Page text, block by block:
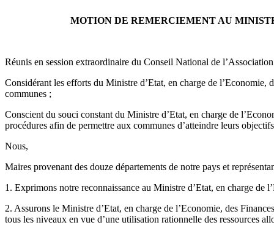
MOTION DE REMERCIEMENT AU
Réunis en session extraordinaire du Conseil National de
Considérant les efforts du Ministre d’Etat, en charge de
communes ;
Conscient du souci constant du Ministre d’Etat, en charge de
procédures afin de permettre aux communes d’atteindre leurs
Nous,
Maires provenant des douze départements de notre pays et
1. Exprimons notre reconnaissance au Ministre d’Etat, en charge de
2. Assurons le Ministre d’Etat, en charge de l’Economie, des
tous les niveaux en vue d’une utilisation rationnelle des ressources